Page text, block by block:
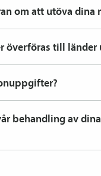
om att utöva dina
till länder
behandling av dina